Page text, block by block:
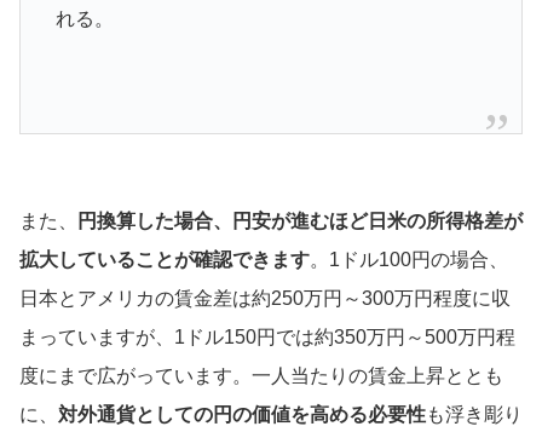
れる。
また、
円換算した場合、円安が進むほど日米の所得格差が
拡大していることが確認できます。1ドル100円の場合、
日本とアメリカの賃金差は約250万円～300万円程度に収
まっていますが、1ドル150円では約350万円～500万円程
度にまで広がっています。一人当たりの賃金上昇ととも
に、 対外通貨としての円の価値を高める必要性も浮き彫り